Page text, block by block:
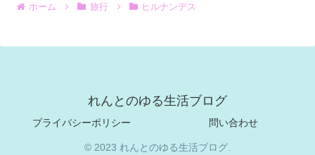
ホーム 旅行 ヒルナンデス
れんとのゆる生活ブログ
プライバシーポリシー 問い合わせ
© 2023 れんとのゆる生活ブログ.